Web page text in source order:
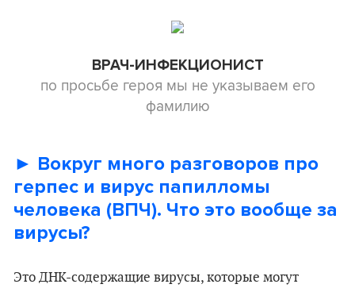
ВРАЧ-ИНФЕКЦИОНИСТ
по просьбе героя мы не указываем его
фамилию
► Вокруг много разговоров про
герпес и вирус папилломы
человека (ВПЧ). Что это вообще за
вирусы?
Это ДНК-содержащие вирусы, которые могут